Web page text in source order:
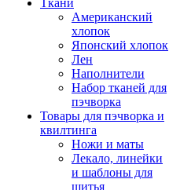
Ткани
Американский
хлопок
Японский хлопок
Лен
Наполнители
Набор тканей для
пэчворка
Товары для пэчворка и
квилтинга
Ножи и маты
Лекало, линейки
и шаблоны для
шитья